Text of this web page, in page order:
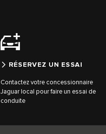
RÉSERVEZ UN ESSAI
Contactez votre concessionnaire
Jaguar local pour faire un essai de
conduite